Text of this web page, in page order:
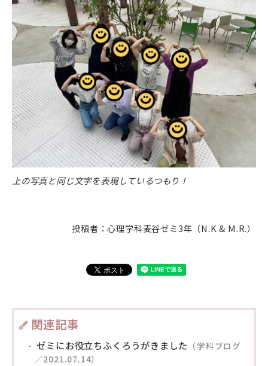
上の写真と同じ文字を表現しているつもり！
投稿者：心理学科麦谷ゼミ3年（N.K & M.R.）
関連記事
ゼミにお役立ちふくろうがきました （学科ブログ
／2021.07.14）